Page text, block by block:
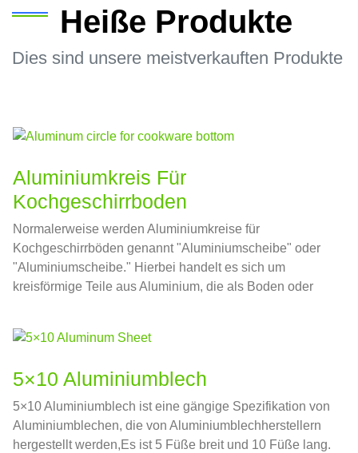
Heiße Produkte
Dies sind unsere meistverkauften Produkte
Aluminiumkreis Für
Kochgeschirrboden
Normalerweise werden Aluminiumkreise für
Kochgeschirrböden genannt "Aluminiumscheibe" oder
"Aluminiumscheibe." Hierbei handelt es sich um
kreisförmige Teile aus Aluminium, die als Boden oder
pfannen, und Siebkocher.
5×10 Aluminiumblech
5×10 Aluminiumblech ist eine gängige Spezifikation von
Aluminiumblechen, die von Aluminiumblechherstellern
hergestellt werden,Es ist 5 Füße breit und 10 Füße lang.